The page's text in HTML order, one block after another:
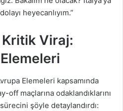
heyecanlıyım.”
Kritik Viraj:
Elemeleri kapsamında
off maçlarına odaklandıklarını
şöyle detaylandırdı: